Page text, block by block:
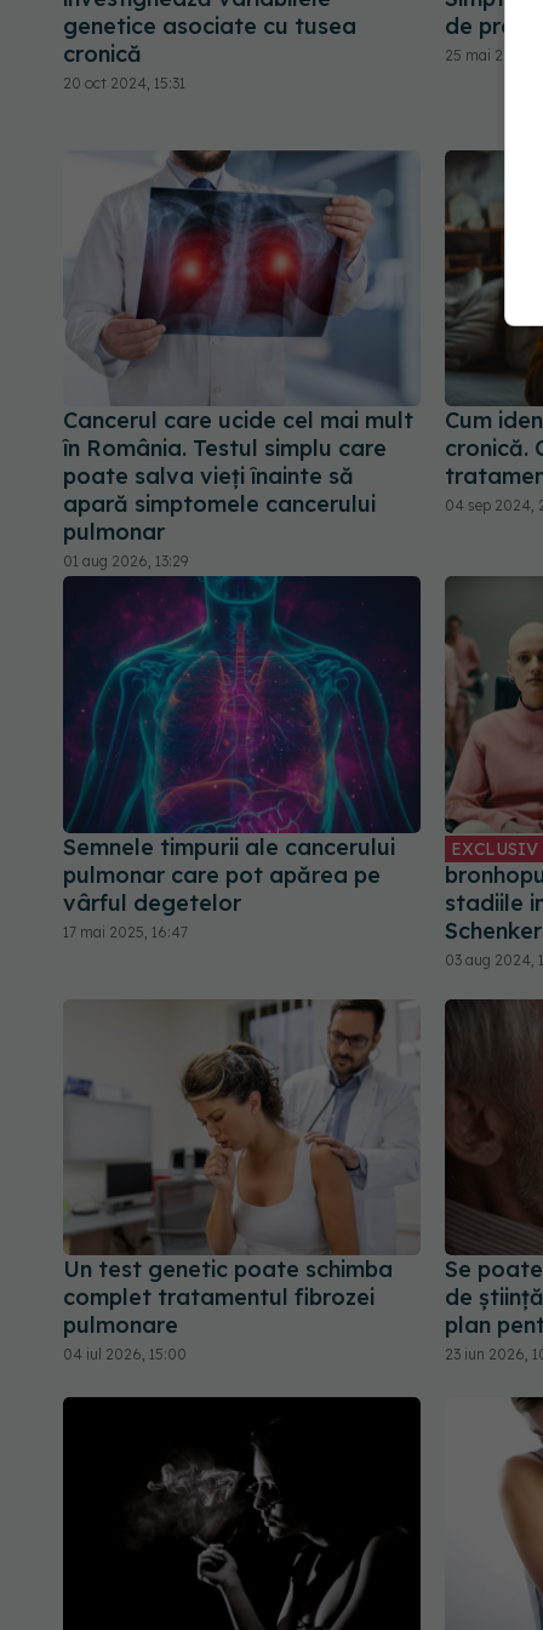
genetice asociate cu tusea
cronică
20 oct 2024, 15:31
de
25 mai 2024,
Cancerul care ucide cel mai mult
în România. Testul simplu care
poate salva vieți înainte să
apară simptomele cancerului
pulmonar
01 aug 2026, 13:29
Cum
cronică.
04 sep 2024,
Semnele timpurii ale cancerului
pulmonar care pot apărea pe
vârful degetelor
17 mai 2025, 16:47
EXCLUSIV
stadiile
03 aug 2024,
Un test genetic poate schimba
complet tratamentul fibrozei
pulmonare
04 iul 2026, 15:00
Se
de
plan
23 iun 2026,